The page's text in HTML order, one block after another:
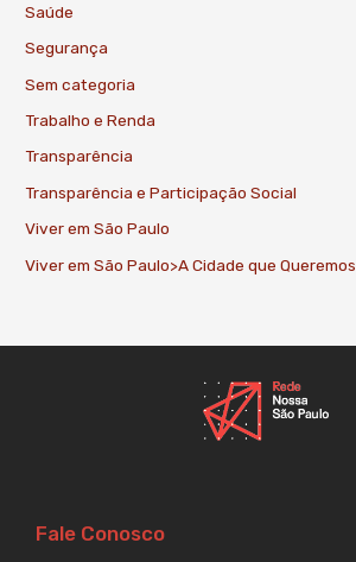
Saúde
Segurança
Sem categoria
Trabalho e Renda
Transparência
Transparência e Participação Social
Viver em São Paulo
Viver em São Paulo>A Cidade que Queremos
Fale Conosco